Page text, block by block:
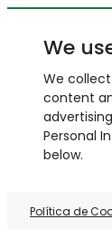
We
We
content
Personal
below.
Política de